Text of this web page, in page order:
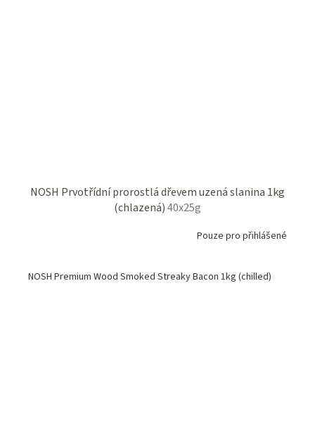
NOSH Prvotřídní prorostlá dřevem uzená slanina 1kg
(chlazená)40x25g
Pouze pro přihlášené
NOSH Premium Wood Smoked Streaky Bacon 1kg (chilled)